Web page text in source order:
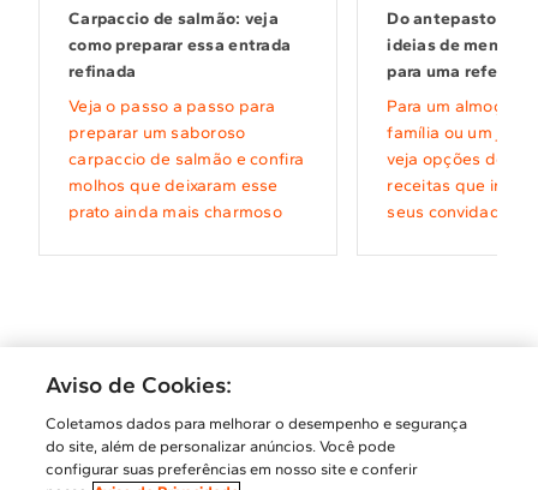
Carpaccio de salmão: veja
como preparar essa entrada
refinada
Veja o passo a passo para
preparar um saboroso
carpaccio de salmão e confira
molhos que deixaram esse
prato ainda mais charmoso
Do antepasto à
ideias de menus
para uma refeição
Para um almoço
família ou um
veja opções de
receitas que irão
seus convidados
Visite a Brastemp
Mapa do Blog
Aviso de Cookies:
Coletamos dados para melhorar o desempenho e segurança
do site, além de personalizar anúncios. Você pode
configurar suas preferências em nosso site e conferir